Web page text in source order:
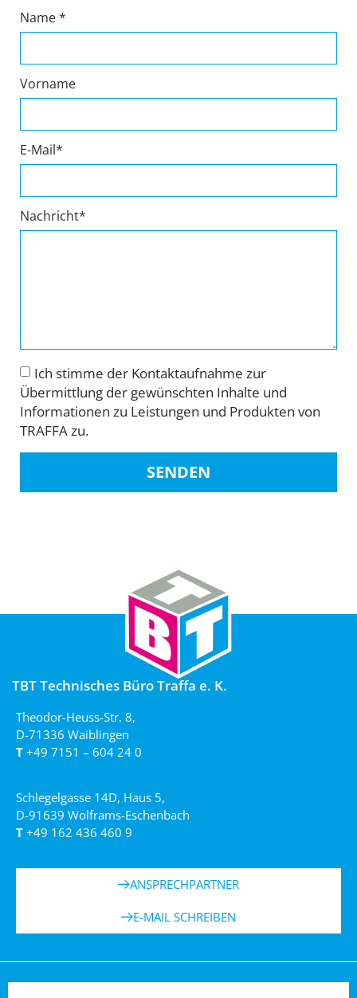
Name *
Vorname
E-Mail*
Nachricht*
Ich stimme der Kontaktaufnahme zur
Übermittlung der gewünschten Inhalte und
Informationen zu Leistungen und Produkten von
TRAFFA zu.
SENDEN
TBT Technisches Büro Traffa e. K.
Theodor-Heuss-Str. 8,
D-71336 Waiblingen
T +49 7151 – 604 24 0
Schlegelgasse 14D, Haus 5,
D-91639 Wolframs-Eschenbach
T +49 162 436 460 9
ANSPRECHPARTNER
E-MAIL SCHREIBEN